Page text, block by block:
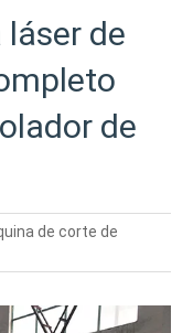
de
de
de corte de